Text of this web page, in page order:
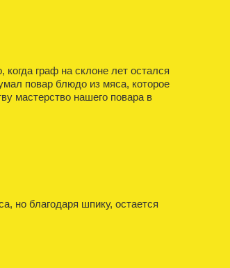
граф на склоне лет остался
повар блюдо из мяса, которое
мастерство нашего повара в
но благодаря шпику, остается